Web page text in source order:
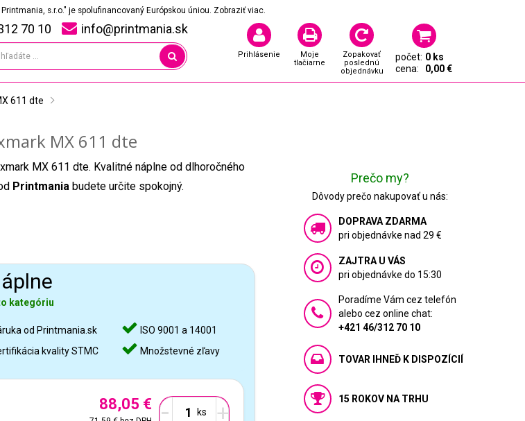
s.r.o." je spolufinancovaný Európskou úniou. Zobraziť viac.
70 10 info@printmania.sk
Prihlásenie
Moje
tlačiarne
Zopakovať
poslednú
objednávku
počet: 0 ks
cena:
0,00 €
611 dte
MX 611 dte
MX 611 dte. Kvalitné náplne od dlhoročného
Printmania budete určite spokojný.
kategóriu
od Printmania.sk
kvality STMC
ISO 9001 a 14001
Množstevné zľavy
88,05 € - +
Prečo my?
Dôvody prečo nakupovať u nás:
DOPRAVA ZDARMA
pri objednávke nad 29 €
ZAJTRA U VÁS
pri objednávke do 15:30
Poradíme Vám cez telefón
alebo cez online chat:
+421 46/312 70 10
TOVAR IHNEĎ K DISPOZÍCIÍ
15 ROKOV NA TRHU